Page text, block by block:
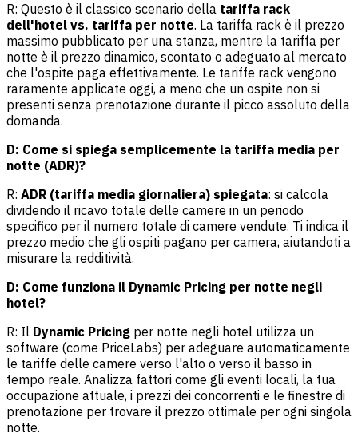
R: Questo è il classico scenario della tariffa rack
dell'hotel vs. tariffa per notte. La tariffa rack è il prezzo
massimo pubblicato per una stanza, mentre la tariffa per
notte è il prezzo dinamico, scontato o adeguato al mercato
che l'ospite paga effettivamente. Le tariffe rack vengono
raramente applicate oggi, a meno che un ospite non si
presenti senza prenotazione durante il picco assoluto della
domanda.
D: Come si spiega semplicemente la tariffa media per
notte (ADR)?
R: ADR (tariffa media giornaliera) spiegata: si calcola
dividendo il ricavo totale delle camere in un periodo
specifico per il numero totale di camere vendute. Ti indica il
prezzo medio che gli ospiti pagano per camera, aiutandoti a
misurare la redditività.
D: Come funziona il Dynamic Pricing per notte negli
hotel?
R: Il Dynamic Pricing per notte negli hotel utilizza un
software (come PriceLabs) per adeguare automaticamente
le tariffe delle camere verso l'alto o verso il basso in
tempo reale. Analizza fattori come gli eventi locali, la tua
occupazione attuale, i prezzi dei concorrenti e le finestre di
prenotazione per trovare il prezzo ottimale per ogni singola
notte.